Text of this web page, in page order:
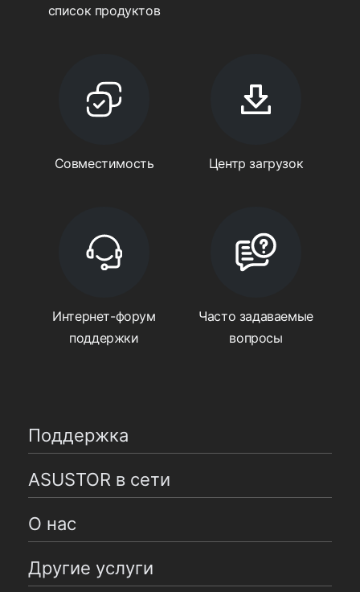
список продуктов
Совместимость Центр загрузок
Интернет-форум
поддержки
Часто задаваемые
вопросы
Поддержка
ASUSTOR в сети
О нас
Другие услуги